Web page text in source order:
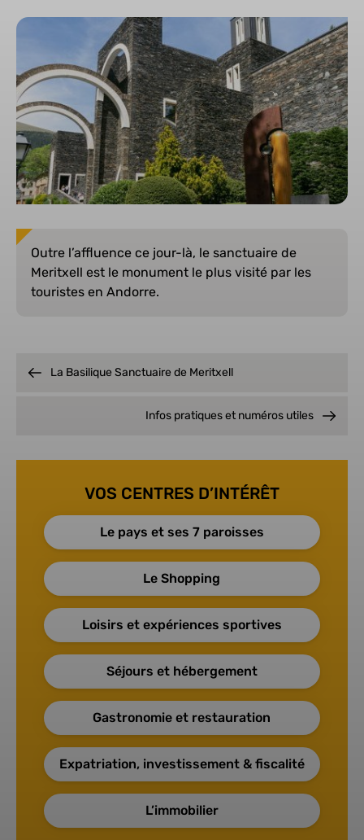
Outre l’affluence ce jour-là, le sanctuaire de
Meritxell est le monument le plus visité par les
touristes en Andorre.
VOS CENTRES D’INTÉRÊT
Le pays et ses 7 paroisses
Le Shopping
Loisirs et expériences sportives
Séjours et hébergement
Gastronomie et restauration
Expatriation, investissement & fiscalité
L’immobilier
La Basilique Sanctuaire de Meritxell
Infos pratiques et numéros utiles